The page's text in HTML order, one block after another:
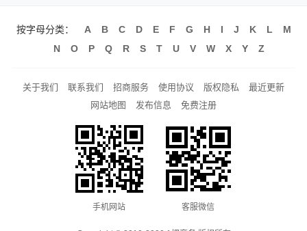
按字母分类： A B C D E F G H I J K L
M
N
O P Q R S T U V W X Y Z
关于我们 联系我们 招商服务 使用协议 版权隐私
最近更新
网站地图
发布信息 免费注册
手机网站 客服微信